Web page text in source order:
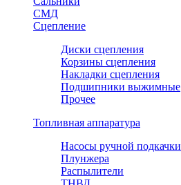
СМД
Сцепление
Диски сцепления
Корзины сцепления
Накладки сцепления
Подшипники выжимные
Прочее
Топливная аппаратура
Насосы ручной подкачки
Плунжера
Распылители